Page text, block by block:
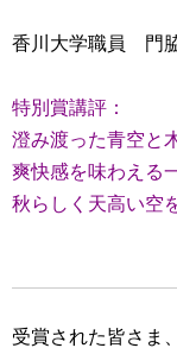
香川大学職員 門
特別賞講評：
澄み渡った青空と
爽快感を味わえる
秋らしく天高い空
受賞された皆さま